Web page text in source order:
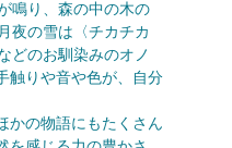
鳴り、森の中の木の
夜の雪は〈チカチカ
どのお馴染みのオノ
触りや音や色が、自分
の物語にもたくさん